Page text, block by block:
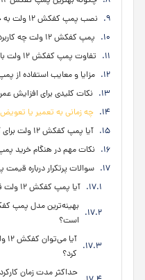
نصب پمپ کفکش ۱۲ ولت به چه ملزوماتی نیاز دارد؟
پمپ کفکش ۱۲ ولت چه کاربردهایی دارد؟
تفاوت پمپ کفکش ۱۲ ولت با پمپ شناور چیست؟
مزایا و معایب استفاده از پمپ
نکات کلیدی برای افزایش عمر
چه زمانی به تعمیر یا تعویض کفکش ۱۲ ولت
آیا پمپ کفکش ۱۲ ولت برای آبیاری چاه و باغ مناسب است؟
نکات مهم در هنگام خرید پمپ
سوالات پرتکرار درباره قیمت
آیا پمپ کفکش ۱۲ ولت قابلیت استفاده با پنل خورشیدی را دارد؟
است؟
کرد؟